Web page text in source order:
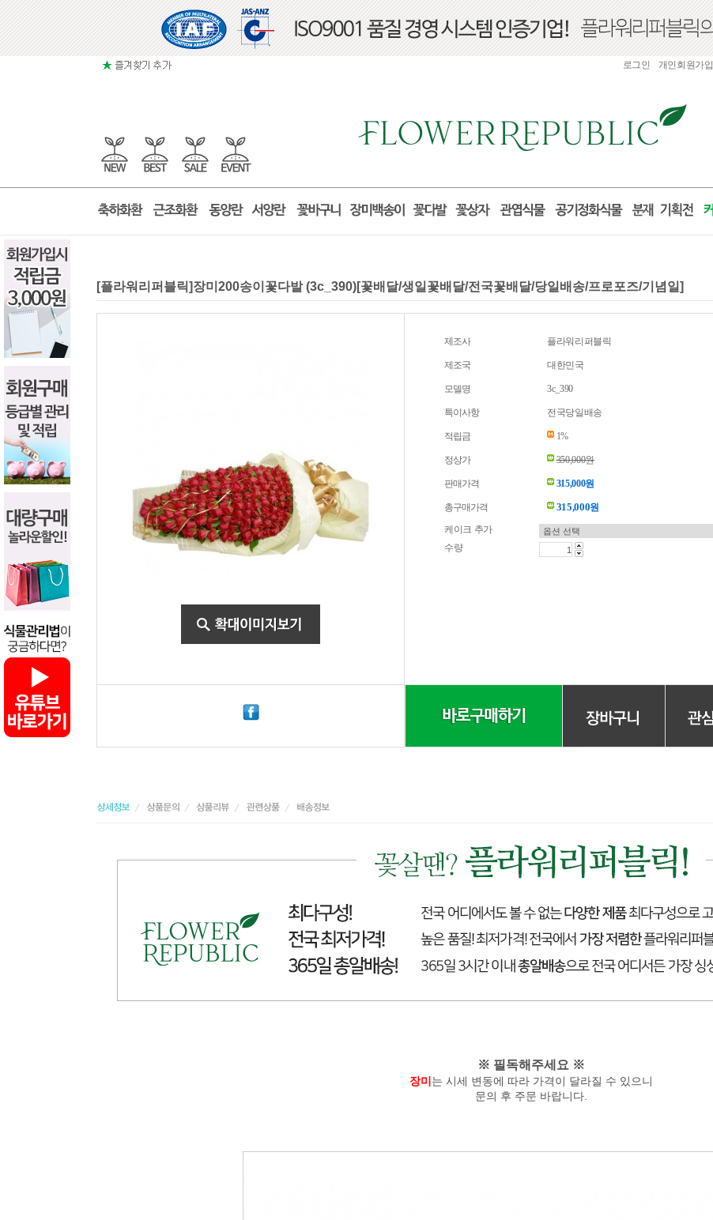
로그인 개인회원가입
[플라워리퍼블릭]장미200송이꽃다발 (3c_390)[꽃배달/생일꽃배달/전국꽃배달/당일배송/프로포즈/기념일]
제조사 플라워리퍼블릭
제조국 대한민국
모델명 3c_390
특이사항 전국당일배송
적립금 1%
정상가 350,000원
판매가격 315,000원
총구매가격 315,000원
케이크 추가
수량
※ 필독해주세요 ※
장미 는 시세 변동에 따라 가격이 달라질 수 있으니
문의 후 주문 바랍니다.